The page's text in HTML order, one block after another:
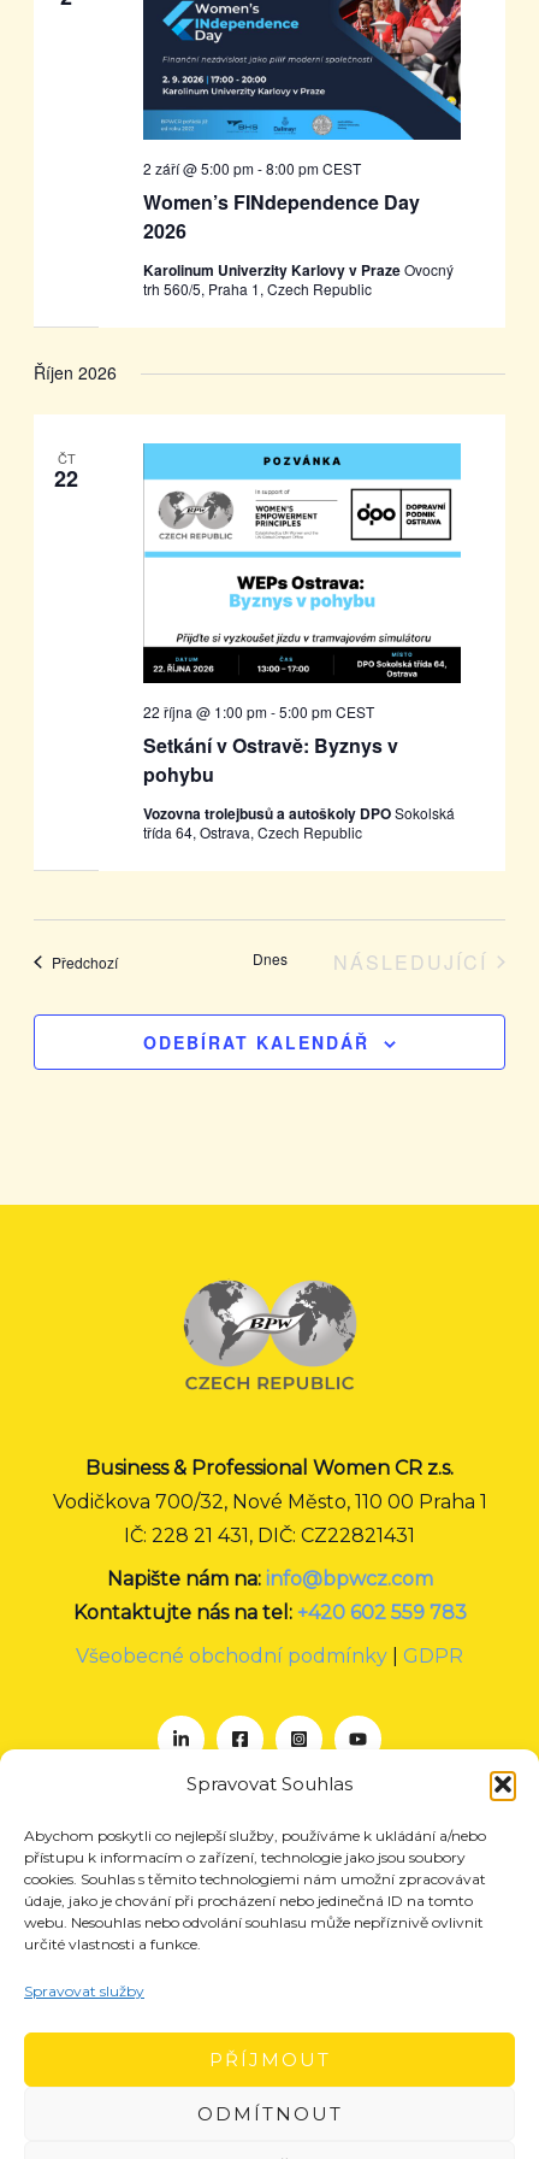
Spravovat Souhlas
Abychom poskytli co nejlepší služby, používáme k ukládání a/nebo
přístupu k informacím o zařízení, technologie jako jsou soubory
cookies. Souhlas s těmito technologiemi nám umožní zpracovávat
údaje, jako je chování při procházení nebo jedinečná ID na tomto
webu. Nesouhlas nebo odvolání souhlasu může nepříznivě ovlivnit
určité vlastnosti a funkce.
Spravovat služby
PŘÍJMOUT
ODMÍTNOUT
Women’s FINdependence Day
2026
2 září @ 5:00 pm-8:00 pmCEST
Karolinum Univerzity Karlovy v PrazeOvocný
trh 560/5, Praha 1, Czech Republic
Říjen 2026
ČT
22
Setkání v Ostravě: Byznys v
pohybu
22 října @ 1:00 pm-5:00 pmCEST
Vozovna trolejbusů a autoškoly DPOSokolská
třída 64, Ostrava, Czech Republic
PředchozíAkce Dnes
NÁSLEDUJÍCÍ
ODEBÍRAT KALENDÁŘ
Business & Professional Women CR z.s.
Vodičkova 700/32, Nové Město, 110 00 Praha 1
IČ: 228 21 431, DIČ: CZ22821431
Napište nám na: info@bpwcz.com
Kontaktujte nás na tel: +420 602 559 783
Všeobecné obchodní podmínky
GDPR
O nás
Projekty
Členství
Kontakt